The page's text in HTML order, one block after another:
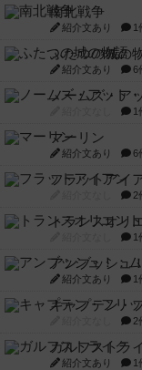
南北戦争
紹介文あり 1
ふたつの城の
紹介文あり 6
ノームズ・ア
1
マーリン
紹介文あり 6
フラットアイ
2
トランスオリ
1
アンブッシュ
紹介文あり 1
キャプテン・
2
ガルフストラ
紹介文あり 1